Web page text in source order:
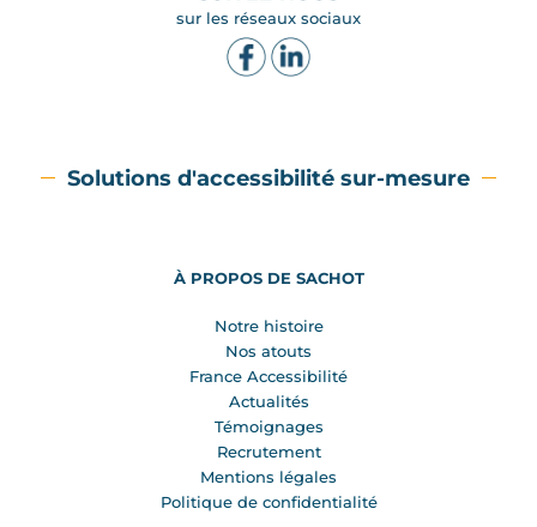
sur les réseaux sociaux
Solutions d'accessibilité sur-mesure
À PROPOS DE SACHOT
Notre histoire
Nos atouts
France Accessibilité
Actualités
Témoignages
Recrutement
Mentions légales
Politique de confidentialité